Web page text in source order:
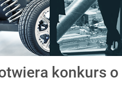
konkurs o